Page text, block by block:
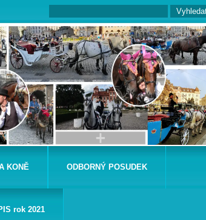
KONĚ ODBORNÝ POSUDEK
rok 2021